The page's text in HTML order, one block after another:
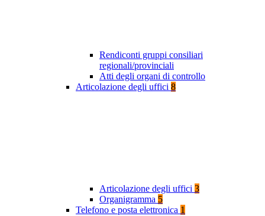
Rendiconti gruppi consiliari
regionali/provinciali
Atti degli organi di controllo
Articolazione degli uffici 8
Articolazione degli uffici 3
Organigramma 5
Telefono e posta elettronica 1